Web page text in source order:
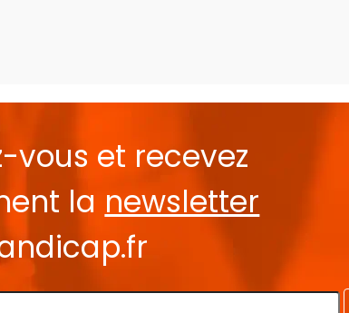
vous et recevez
la newsletter